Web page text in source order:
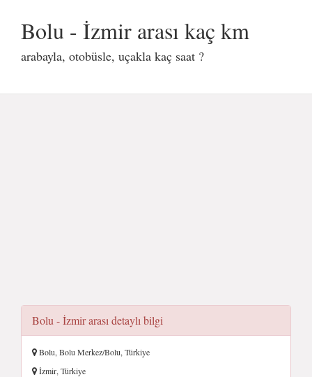
Bolu - İzmir arası kaç km
arabayla, otobüsle, uçakla kaç saat ?
Bolu - İzmir arası detaylı bilgi
Bolu, Bolu Merkez/Bolu, Türkiye
İzmir, Türkiye